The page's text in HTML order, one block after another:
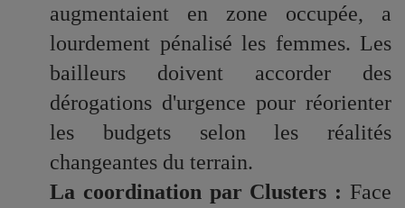
augmentaient en zone occupée, a
lourdement pénalisé les femmes. Les
bailleurs doivent accorder des
dérogations d'urgence pour réorienter
les budgets selon les réalités
changeantes du terrain.
La coordination par Clusters : Face